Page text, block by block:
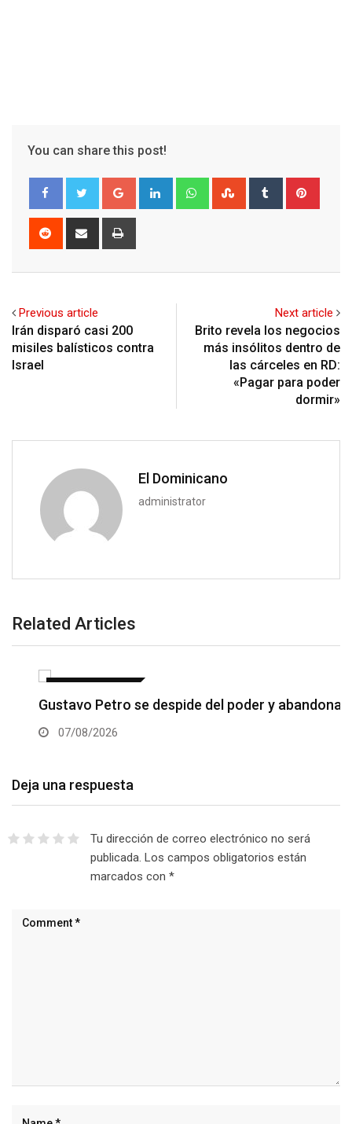
You can share this post!
Google+ LinkedIn WhatsappStumbleUpon
Tumblr
Reddit
Share
Previous article
Irán disparó casi 200
misiles balísticos contra
Israel
Next article
Brito revela los negocios
más insólitos dentro de
las cárceles en RD:
«Pagar para poder
dormir»
El Dominicano
administrator
Related Articles
Gustavo Petro se despide del poder y abandona…
07/08/2026
Deja una respuesta
Tu dirección de correo electrónico no será
publicada. Los campos obligatorios están
marcados con *